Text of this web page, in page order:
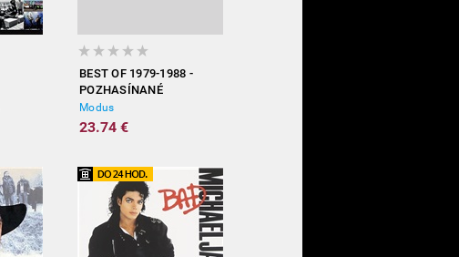
BEST OF 1979-1988 -
POZHASÍNANÉ
Modus
23.74 €